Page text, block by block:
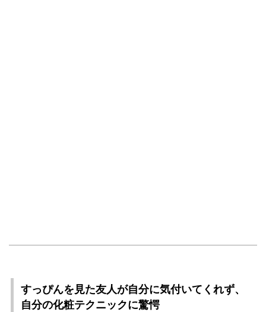
すっぴんを見た友人が自分に気付いてくれず、
自分の化粧テクニックに驚愕